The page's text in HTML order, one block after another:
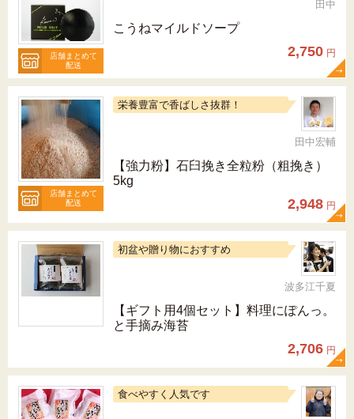
店舗まとめて
配送
田中
こうねマイルドソープ
2,750 円
店舗まとめて
配送
栄養豊富で香ばしさ抜群！
田中宏輔
【強力粉】石臼挽き全粒粉（粗挽き）
5kg
2,948 円
初盆や贈り物におすすめ
波多江千夏
【ギフト用4個セット】料理にぽんっ。
と手摘み海苔
2,706 円
食べやすく人気です